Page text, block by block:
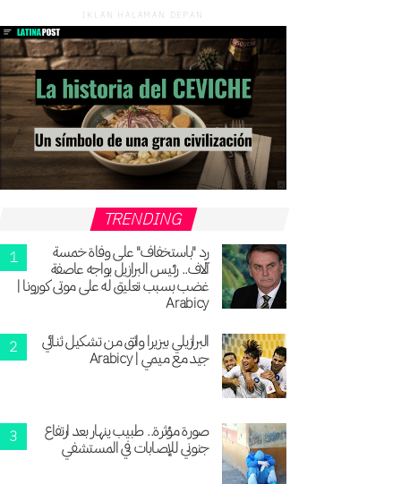
IKLAN HALAMAN DEPAN
TRENDING
رد "باستخفاف" على وفاة خمسة
آلاف.. رئيس البرازيل يواجه عاصفة
غضب بسبب تعليق له على موتى كورونا |
Arabicy
البرازيلي بيزيرا واثق من تشكيل ثنائي
جيد مع ميمي | Arabicy
صورة مؤثرة.. طبيب ينهار بعد ارتفاع
جنوني للإصابات في المستشفي